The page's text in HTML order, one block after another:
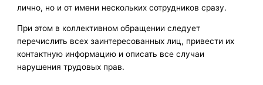
лично, но и от имени нескольких сотрудников сразу.
При этом в коллективном обращении следует
перечислить всех заинтересованных лиц, привести их
контактную информацию и описать все случаи
нарушения трудовых прав.